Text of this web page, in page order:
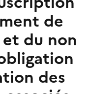
de
du non
des